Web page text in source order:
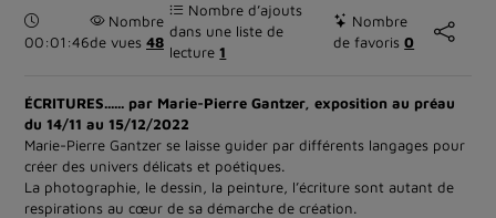
Durée :
00:01:46
Nombre
de vues 48
Nombre d’ajouts
dans une liste de
lecture1
Nombre
de favoris0
ÉCRITURES...... par Marie-Pierre Gantzer, exposition au préau
du 14/11 au 15/12/2022
Marie-Pierre Gantzer se laisse guider par différents langages pour
créer des univers délicats et poétiques.
La photographie, le dessin, la peinture, l’écriture sont autant de
respirations au cœur de sa démarche de création.